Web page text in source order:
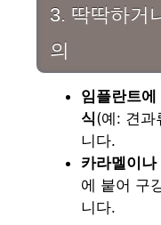
3. 딱딱하거
의
임플란트에
식(예: 견과
니다.
카라멜이나
에 붙어 구
니다.